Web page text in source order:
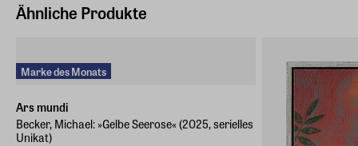
Ähnliche Produkte
Marke des Monats
Ars mundi
Becker, Michael: »Gelbe Seerose« (2025, serielles
Unikat)